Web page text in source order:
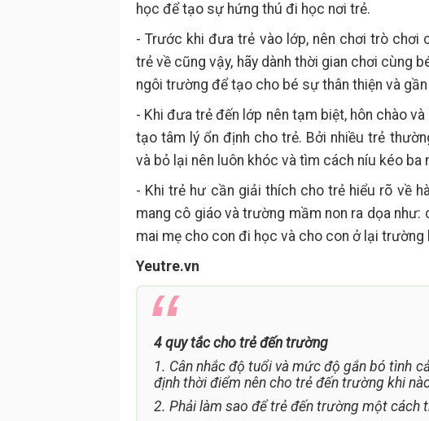
học để tạo sự hứng thú đi học nơi trẻ.
- Trước khi đưa trẻ vào lớp, nên chơi trò
trẻ về cũng vậy, hãy dành thời gian chơi cùng
ngôi trường để tạo cho bé sự thân thiện và
- Khi đưa trẻ đến lớp nên tạm biệt, hôn chào
tạo tâm lý ổn định cho trẻ. Bởi nhiều trẻ
và bỏ lại nên luôn khóc và tìm cách níu kéo ba
- Khi trẻ hư cần giải thích cho trẻ hiểu rõ về
mang cô giáo và trường mầm non ra dọa
mai mẹ cho con đi học và cho con ở lại trường
Yeutre.vn
4 quy tắc cho trẻ đến trường
1. Cân nhắc độ tuổi và mức độ gắn bó tình
định thời điểm nên cho trẻ đến trường khi
2. Phải làm sao để trẻ đến trường một cách